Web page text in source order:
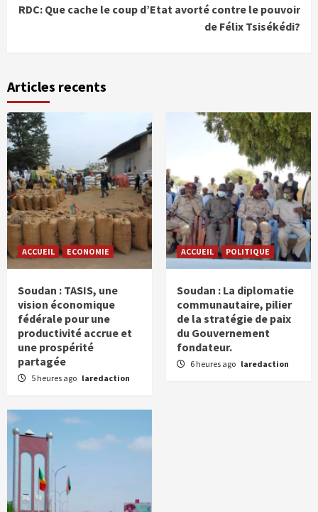
RDC: Que cache le coup d’Etat avorté contre le pouvoir
de Félix Tsisékédi?
Articles recents
ACCUEIL ECONOMIE
Soudan : TASIS, une
vision économique
fédérale pour une
productivité accrue et
une prospérité
partagée
5 heures ago laredaction
ACCUEIL POLITIQUE
Soudan : La diplomatie
communautaire, pilier
de la stratégie de paix
du Gouvernement
fondateur.
6 heures ago laredaction